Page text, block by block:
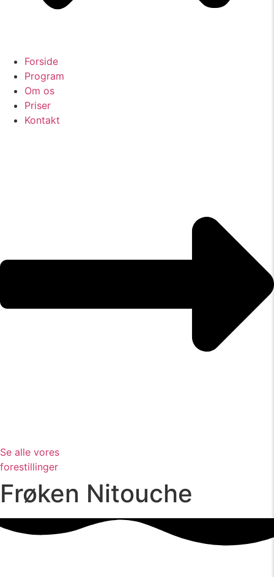
Forside
Program
Om os
Priser
Kontakt
Se alle vores
forestillinger
Frøken Nitouche